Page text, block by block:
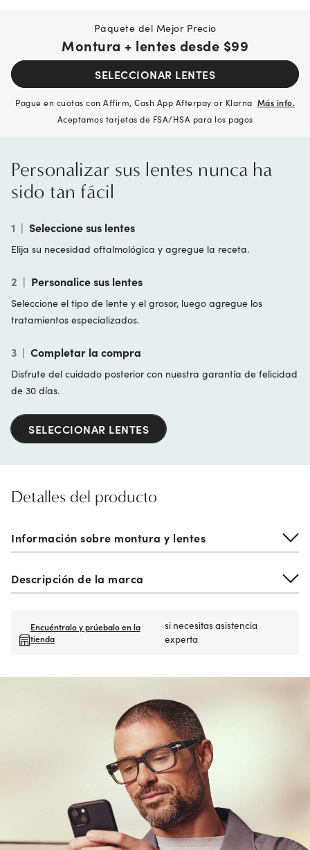
Paquete del Mejor Precio
Montura + lentes desde $99
SELECCIONAR LENTES
Pague en cuotas con Affirm, Cash App Afterpay or Klarna Más info.
Aceptamos tarjetas de FSA/HSA para los pagos
Personalizar sus lentes nunca ha
sido tan fácil
1 | Seleccione sus lentes
Elija su necesidad oftalmológica y agregue la receta.
2 | Personalice sus lentes
Seleccione el tipo de lente y el grosor, luego agregue los
tratamientos especializados.
3 | Completar la compra
Disfrute del cuidado posterior con nuestra garantía de felicidad
de 30 días.
SELECCIONAR LENTES
Detalles del producto
Información sobre montura y lentes
Descripción de la marca
Encuéntralo y prúebalo en la
tienda
si necesitas asistencia
experta